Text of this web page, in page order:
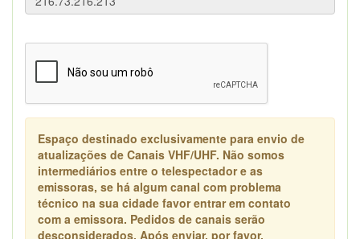
Espaço destinado exclusivamente para envio de
atualizações de Canais VHF/UHF. Não somos
intermediários entre o telespectador e as
emissoras, se há algum canal com problema
técnico na sua cidade favor entrar em contato
com a emissora. Pedidos de canais serão
desconsiderados. Após enviar, por favor,